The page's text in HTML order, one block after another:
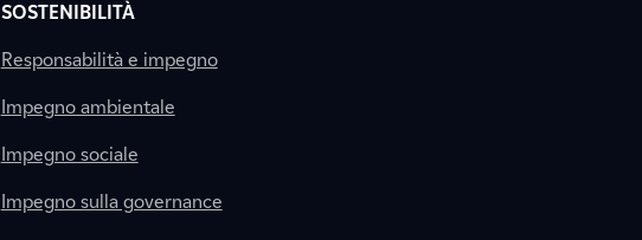
SOSTENIBILITÀ
Responsabilità e impegno
Impegno ambientale
Impegno sociale
Impegno sulla governance